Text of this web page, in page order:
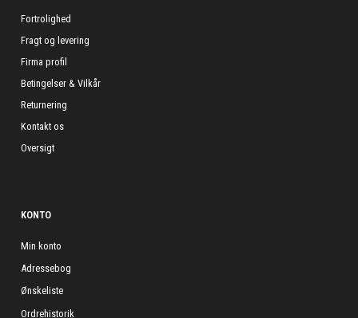
Fortrolighed
Fragt og levering
Firma profil
Betingelser & Vilkår
Returnering
Kontakt os
Oversigt
KONTO
Min konto
Adressebog
Ønskeliste
Ordrehistorik